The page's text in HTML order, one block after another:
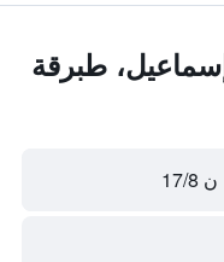
طبرقة
ن 17/8